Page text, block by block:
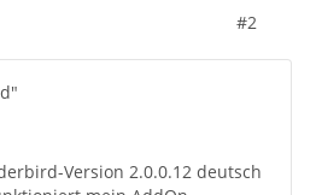
#2
Version 2.0.0.12 deutsch